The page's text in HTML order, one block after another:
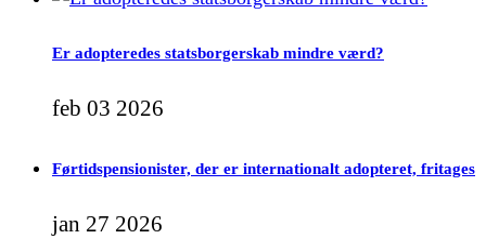
Er adopteredes statsborgerskab mindre værd?
feb 03 2026
Førtidspensionister, der er internationalt adopteret, fritages
jan 27 2026